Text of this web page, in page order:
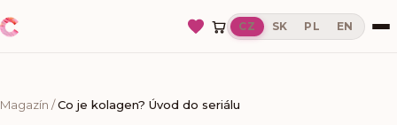
CZ SK PL EN
Magazín /Co je kolagen? Úvod do seriálu